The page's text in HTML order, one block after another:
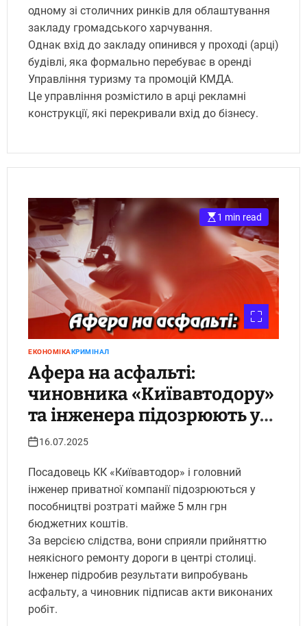
одному зі столичних ринків для облаштування
закладу громадського харчування.
Однак вхід до закладу опинився у проході (арці)
будівлі, яка формально перебуває в оренді
Управління туризму та промоцій КМДА.
Це управління розмістило в арці рекламні
конструкції, які перекривали вхід до бізнесу.
1 min read
ЕКОНОМІКАКРИМІНАЛ
Афера на асфальті:
чиновника «Київавтодору»
та інженера підозрюють у
розкраданні 5 мільйонів на
в центрі Києва.
Укрінфопрес.
16.07.2025
Посадовець КК «Київавтодор» і головний
інженер приватної компанії підозрюються у
пособництві розтраті майже 5 млн грн
бюджетних коштів.
За версією слідства, вони сприяли прийняттю
неякісного ремонту дороги в центрі столиці.
Інженер підробив результати випробувань
асфальту, а чиновник підписав акти виконаних
робіт.